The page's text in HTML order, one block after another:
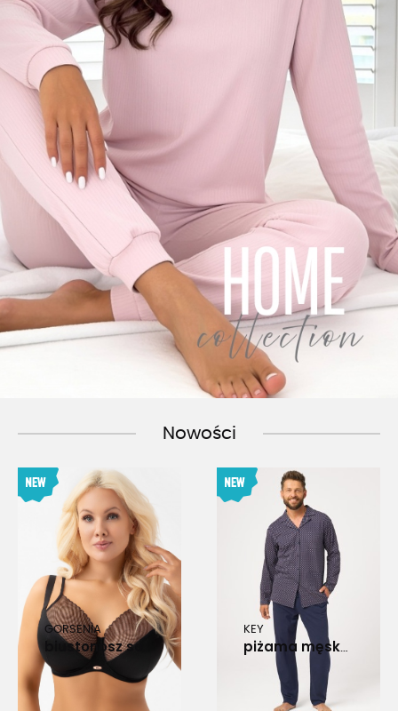
Nowości
GORSENIA KEY
piżama męska mns 913 dr